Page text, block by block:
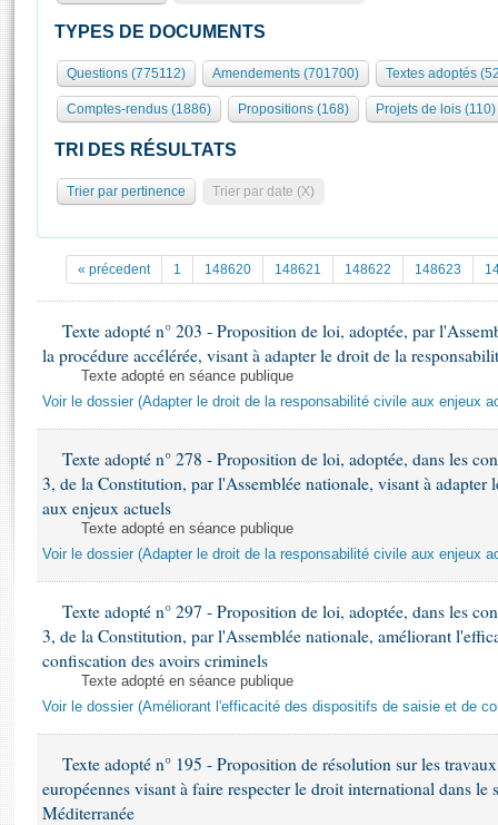
Présidence
577 députés
Groupes politiques
Séance publique
Commissions et autres organes
Europe et International
Pétitions
Projets de loi
Propositions de loi
Amendements
Textes adoptés
Rapports d'information
Rapports d'enquête
Rapports législatifs
Rapports sur l'application des lois
Dossiers législatifs
Budget et sécurité sociale
Questions écrites et orales
Comptes rendus des débats
Rôle et pouvoirs de l'Assemblée
Organisation de l'Assemblée
Présidence Conférence des Présidents Bureau Collège des
Statistiques et chiffres clés
Documents de référence
( Constitution | Règlement de l'Assemblée ... )
Histoire
Juniors
Liens vers les sites publics
Visiter l'Assemblée
Visite virtuelle du palais Bourbon
Assister à une séance
La Bibliothèque
Contacts et plan d'accès
Photos libres de droit
TYPES DE DOCUMENTS
Questions (775112) Amendements (701700) Textes adoptés
Comptes-rendus (1886) Propositions (168) Projets de lois (110)
TRI DES RÉSULTATS
Trier par pertinence Trier par date (X)
« précedent 1 148620 148621 148622 148623
Texte adopté n° 203 - Proposition de loi, adoptée, par
la procédure accélérée, visant à adapter le droit de la
Texte adopté en séance publique
Voir le dossier (Adapter le droit de la responsabilité civile aux enjeux
Texte adopté n° 278 - Proposition de loi, adoptée, dans les
3, de la Constitution, par l'Assemblée nationale, visant à
aux enjeux actuels
Texte adopté en séance publique
Voir le dossier (Adapter le droit de la responsabilité civile aux enjeux
Texte adopté n° 297 - Proposition de loi, adoptée, dans les
3, de la Constitution, par l'Assemblée nationale, améliorant
confiscation des avoirs criminels
Texte adopté en séance publique
Voir le dossier (Améliorant l'efficacité des dispositifs de saisie et de
Texte adopté n° 195 - Proposition de résolution sur les
européennes visant à faire respecter le droit international dans le
Méditerranée